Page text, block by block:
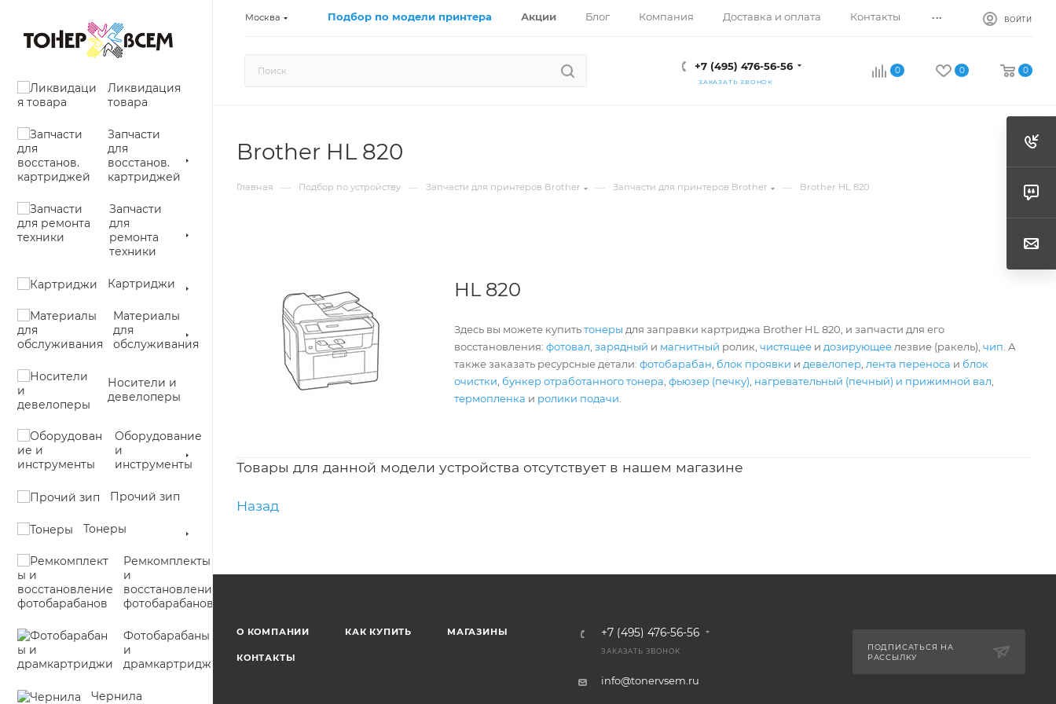
Москва Подбор по модели принтера Акции Блог Компания Доставка и оплата Контакты ... ВОЙТИ
+7 (495) 476-56-56
ЗАКАЗАТЬ ЗВОНОК
0 0 0
Ликвидация
товара
Запчасти
для
восстанов.
картриджей
Запчасти
для
ремонта
техники
Картриджи
Материалы
для
обслуживания
Носители и
девелоперы
Оборудование
и
инструменты
Прочий зип
Тонеры
Ремкомплекты
и
восстановление
фотобарабанов
Фотобарабаны
и
драмкартриджи
Чернила
Brother HL 820
Главная — Подбор по устройству — Запчасти для принтеров Brother — Запчасти для принтеров Brother — Brother HL 820
HL 820
Здесь вы можете купитьтонеры для заправки картриджа Brother HL 820, и запчасти для его
восстановления:фотовал ,зарядный и магнитный ролик,чистящее и дозирующее лезвие (ракель),чип . А
также заказать ресурсные детали:фотобарабан блок проявки и девелопер лента переноса и блок
очистки бункер отработанного тонера ,фьюзер (печку) нагревательный (печный) и прижимной вал
термопленка и ролики подачи
Товары для данной модели устройства отсутствует в нашем магазине
Назад
О КОМПАНИИ КАК КУПИТЬ МАГАЗИНЫ
КОНТАКТЫ
+7 (495) 476-56-56
ЗАКАЗАТЬ ЗВОНОК
info@tonervsem.ru
ПОДПИСАТЬСЯ НА
РАССЫЛКУ